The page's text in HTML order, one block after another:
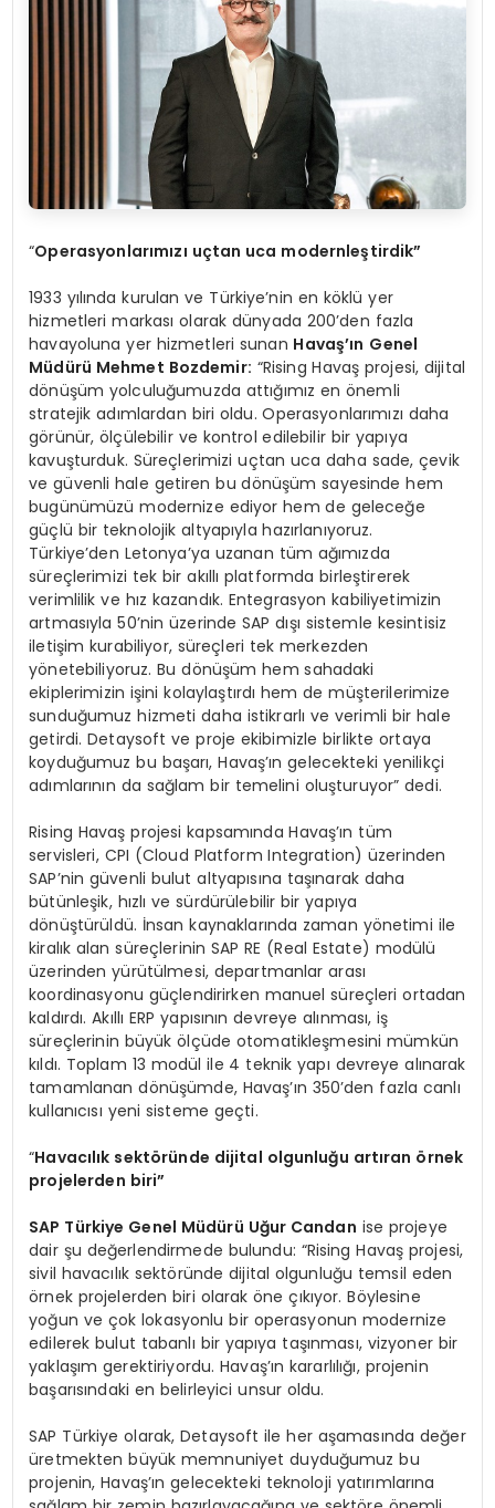
“Operasyonlarımızı uçtan uca modernleştirdik”
1933 yılında kurulan ve Türkiye’nin en köklü yer
hizmetleri markası olarak dünyada 200’den fazla
havayoluna yer hizmetleri sunan Havaş’ın Genel
Müdürü Mehmet Bozdemir: “Rising Havaş projesi, dijital
dönüşüm yolculuğumuzda attığımız en önemli
stratejik adımlardan biri oldu. Operasyonlarımızı daha
görünür, ölçülebilir ve kontrol edilebilir bir yapıya
kavuşturduk. Süreçlerimizi uçtan uca daha sade, çevik
ve güvenli hale getiren bu dönüşüm sayesinde hem
bugünümüzü modernize ediyor hem de geleceğe
güçlü bir teknolojik altyapıyla hazırlanıyoruz.
Türkiye’den Letonya’ya uzanan tüm ağımızda
süreçlerimizi tek bir akıllı platformda birleştirerek
verimlilik ve hız kazandık. Entegrasyon kabiliyetimizin
artmasıyla 50’nin üzerinde SAP dışı sistemle kesintisiz
iletişim kurabiliyor, süreçleri tek merkezden
yönetebiliyoruz. Bu dönüşüm hem sahadaki
ekiplerimizin işini kolaylaştırdı hem de müşterilerimize
sunduğumuz hizmeti daha istikrarlı ve verimli bir hale
getirdi. Detaysoft ve proje ekibimizle birlikte ortaya
koyduğumuz bu başarı, Havaş’ın gelecekteki yenilikçi
adımlarının da sağlam bir temelini oluşturuyor” dedi.
Rising Havaş projesi kapsamında Havaş’ın tüm
servisleri, CPI (Cloud Platform Integration) üzerinden
SAP’nin güvenli bulut altyapısına taşınarak daha
bütünleşik, hızlı ve sürdürülebilir bir yapıya
dönüştürüldü. İnsan kaynaklarında zaman yönetimi ile
kiralık alan süreçlerinin SAP RE (Real Estate) modülü
üzerinden yürütülmesi, departmanlar arası
koordinasyonu güçlendirirken manuel süreçleri ortadan
kaldırdı. Akıllı ERP yapısının devreye alınması, iş
süreçlerinin büyük ölçüde otomatikleşmesini mümkün
kıldı. Toplam 13 modül ile 4 teknik yapı devreye alınarak
tamamlanan dönüşümde, Havaş’ın 350’den fazla canlı
kullanıcısı yeni sisteme geçti.
“Havacılık sektöründe dijital olgunluğu artıran örnek
projelerden biri”
SAP Türkiye Genel Müdürü Uğur Candan ise projeye
dair şu değerlendirmede bulundu: “Rising Havaş projesi,
sivil havacılık sektöründe dijital olgunluğu temsil eden
örnek projelerden biri olarak öne çıkıyor. Böylesine
yoğun ve çok lokasyonlu bir operasyonun modernize
edilerek bulut tabanlı bir yapıya taşınması, vizyoner bir
yaklaşım gerektiriyordu. Havaş’ın kararlılığı, projenin
başarısındaki en belirleyici unsur oldu.
SAP Türkiye olarak, Detaysoft ile her aşamasında değer
üretmekten büyük memnuniyet duyduğumuz bu
projenin, Havaş’ın gelecekteki teknoloji yatırımlarına